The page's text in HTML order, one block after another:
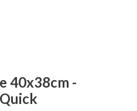
40x38cm -